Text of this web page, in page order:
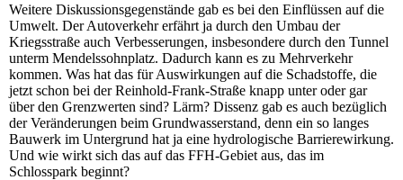
Weitere Diskussionsgegenstände gab es bei den Einflüssen auf die
Umwelt. Der Autoverkehr erfährt ja durch den Umbau der
Kriegsstraße auch Verbesserungen, insbesondere durch den Tunnel
unterm Mendelssohnplatz. Dadurch kann es zu Mehrverkehr
kommen. Was hat das für Auswirkungen auf die Schadstoffe, die
jetzt schon bei der Reinhold-Frank-Straße knapp unter oder gar
über den Grenzwerten sind? Lärm? Dissenz gab es auch bezüglich
der Veränderungen beim Grundwasserstand, denn ein so langes
Bauwerk im Untergrund hat ja eine hydrologische Barrierewirkung.
Und wie wirkt sich das auf das FFH-Gebiet aus, das im
Schlosspark beginnt?